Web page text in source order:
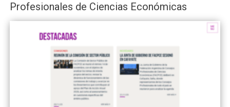
Profesionales de Ciencias Económicas